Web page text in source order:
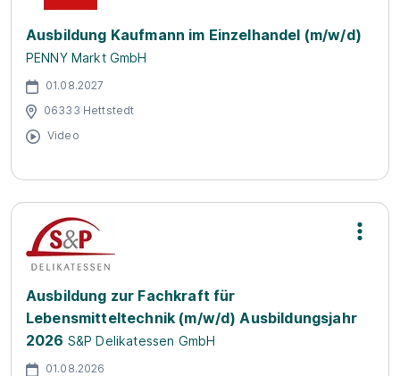
Ausbildung Kaufmann im Einzelhandel (m/w/d)
PENNY Markt GmbH
01.08.2027
06333 Hettstedt
Video
Ausbildung zur Fachkraft für
Lebensmitteltechnik (m/w/d) Ausbildungsjahr
2026 S&P Delikatessen GmbH
01.08.2026